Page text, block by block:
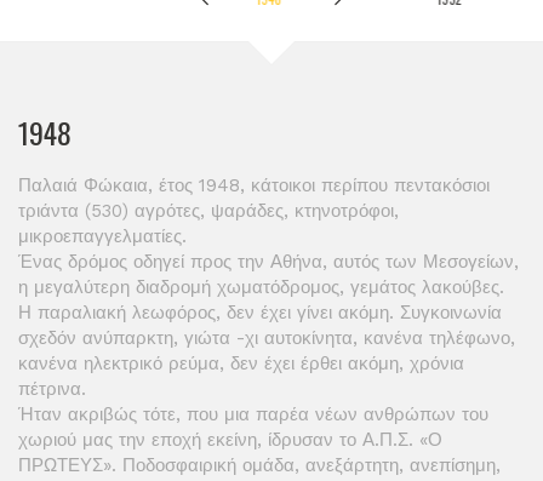
1948
Παλαιά Φώκαια, έτος 1948, κάτοικοι περίπου πεντακόσιοι
τριάντα (530) αγρότες, ψαράδες, κτηνοτρόφοι,
μικροεπαγγελματίες.
Ένας δρόμος οδηγεί προς την Αθήνα, αυτός των Μεσογείων,
η μεγαλύτερη διαδρομή χωματόδρομος, γεμάτος λακούβες.
Η παραλιακή λεωφόρος, δεν έχει γίνει ακόμη. Συγκοινωνία
σχεδόν ανύπαρκτη, γιώτα -χι αυτοκίνητα, κανένα τηλέφωνο,
κανένα ηλεκτρικό ρεύμα, δεν έχει έρθει ακόμη, χρόνια
πέτρινα.
Ήταν ακριβώς τότε, που μια παρέα νέων ανθρώπων του
χωριού μας την εποχή εκείνη, ίδρυσαν το Α.Π.Σ. «Ο
ΠΡΩΤΕΥΣ». Ποδοσφαιρική ομάδα, ανεξάρτητη, ανεπίσημη,